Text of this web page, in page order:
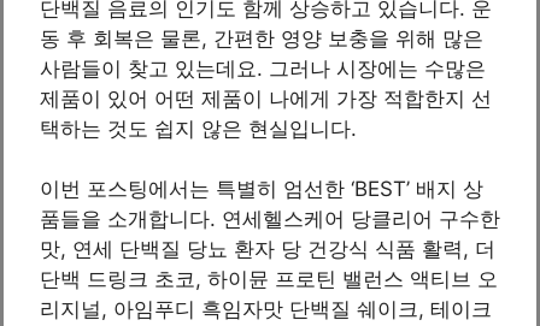
단백질 음료의 인기도 함께 상승하고 있습니다. 운
동 후 회복은 물론, 간편한 영양 보충을 위해 많은
사람들이 찾고 있는데요. 그러나 시장에는 수많은
제품이 있어 어떤 제품이 나에게 가장 적합한지 선
택하는 것도 쉽지 않은 현실입니다.
이번 포스팅에서는 특별히 엄선한 ‘BEST’ 배지 상
품들을 소개합니다. 연세헬스케어 당클리어 구수한
맛, 연세 단백질 당뇨 환자 당 건강식 식품 활력, 더
단백 드링크 초코, 하이뮨 프로틴 밸런스 액티브 오
리지널, 아임푸디 흑임자맛 단백질 쉐이크, 테이크